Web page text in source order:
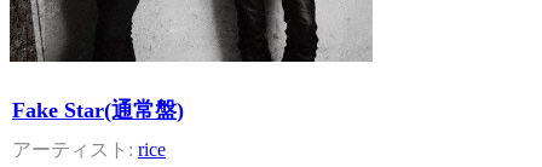
Fake Star(通常盤)
rice